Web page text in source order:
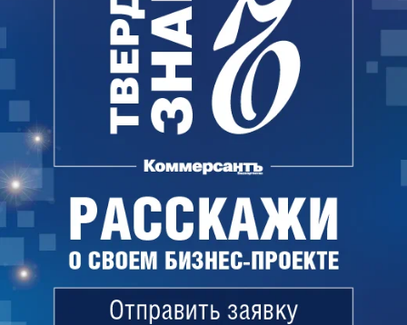
Юристы муниципалитета анализируют исковые
требования, чтобы «сформировать обоснованную
правовую позицию и подготовить комплект
документов для их всестороннего и объективного
рассмотрения», пояснили в мэрии.
В сентябре 2025 года УКХиБ заключило с
«Уралагротехсервисом» контракт стоимостью 68,3
млн руб. на благоустройство Непейцевского
дендропарка. Подрядчик до 25 декабря должен
был обустроить в дендрарии workout-площадку,
детскую спортивную площадку,